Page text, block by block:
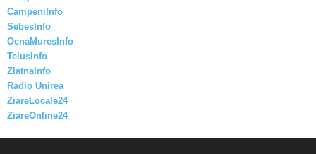
CampeniInfo
SebesInfo
OcnaMuresInfo
TeiusInfo
ZlatnaInfo
Radio Unirea
ZiareLocale24
ZiareOnline24